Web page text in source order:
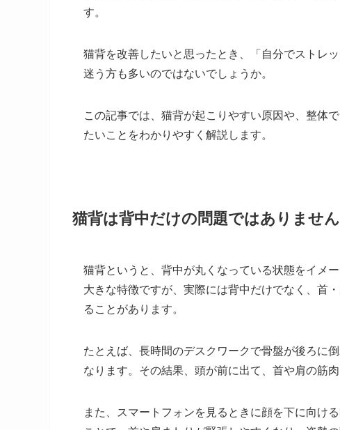
す。
猫背を改善したいと思ったとき、「自分でストレ
迷う方も多いのではないでしょうか。
この記事では、猫背が起こりやすい原因や、整体
たいことをわかりやすく解説します。
猫背は背中だけの問題ではありません
猫背というと、背中が丸くなっている状態をイメ
大きな特徴ですが、実際には背中だけでなく、首
ることがあります。
たとえば、長時間のデスクワークで骨盤が後ろに
なります。その結果、頭が前に出て、首や肩の筋
また、スマートフォンを見るときに顔を下に向け